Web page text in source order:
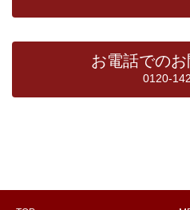
お電話での
0120-